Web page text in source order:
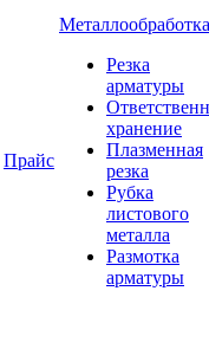
Прайс
Металлообработка
Резка
арматуры
хранение
Плазменная
резка
Рубка
листового
металла
Размотка
арматуры